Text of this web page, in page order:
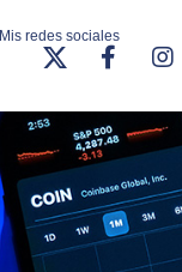
Mis redes sociales